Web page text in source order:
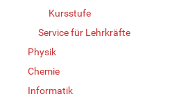
Kursstufe
Service für Lehrkräfte
Physik
Chemie
Informatik